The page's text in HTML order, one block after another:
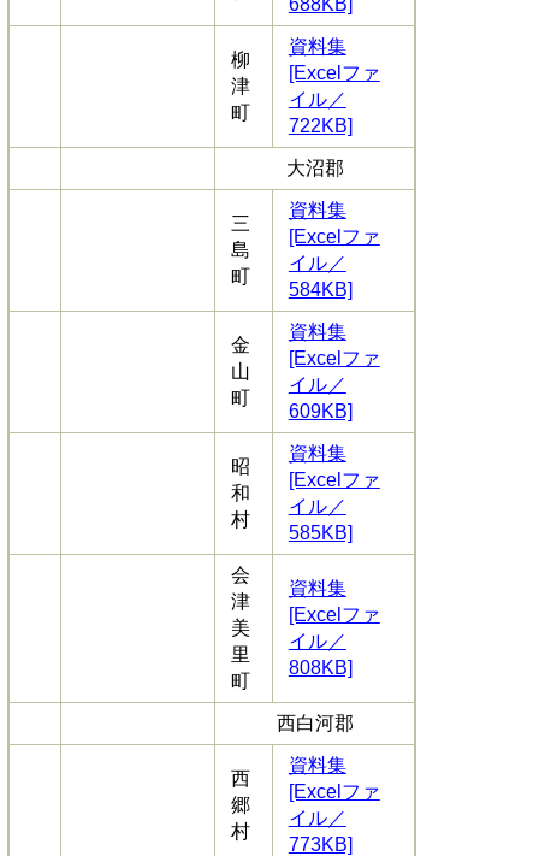
柳
津
町
資料集
[Excelファ
イル／
722KB]
大沼郡
三
島
町
資料集
[Excelファ
イル／
584KB]
金
山
町
資料集
[Excelファ
イル／
609KB]
昭
和
村
資料集
[Excelファ
イル／
585KB]
会
津
美
里
町
資料集
[Excelファ
イル／
808KB]
西白河郡
西
郷
村
資料集
[Excelファ
イル／
773KB]